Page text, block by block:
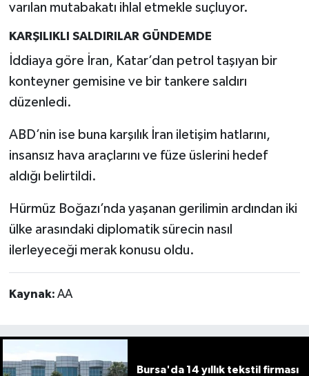
varılan mutabakatı ihlal etmekle suçluyor.
KARŞILIKLI SALDIRILAR GÜNDEMDE
İddiaya göre İran, Katar’dan petrol taşıyan bir
konteyner gemisine ve bir tankere saldırı
düzenledi.
ABD’nin ise buna karşılık İran iletişim hatlarını,
insansız hava araçlarını ve füze üslerini hedef
aldığı belirtildi.
Hürmüz Boğazı’nda yaşanan gerilimin ardından iki
ülke arasındaki diplomatik sürecin nasıl
ilerleyeceği merak konusu oldu.
Kaynak: AA
Bursa'da 14 yıllık tekstil firması